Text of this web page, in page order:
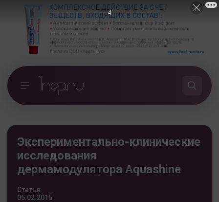
Экспериментально-клинические
исследования
дермамодулятора Aquashine
Статья
05.02.2015
3